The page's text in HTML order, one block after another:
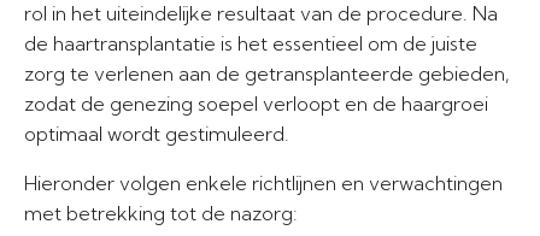
rol in het uiteindelijke resultaat van de procedure. Na
de haartransplantatie is het essentieel om de juiste
zorg te verlenen aan de getransplanteerde gebieden,
zodat de genezing soepel verloopt en de haargroei
optimaal wordt gestimuleerd.
Hieronder volgen enkele richtlijnen en verwachtingen
met betrekking tot de nazorg: